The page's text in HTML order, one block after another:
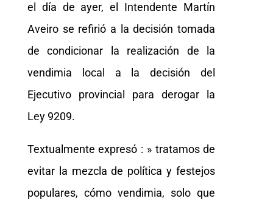
el día de ayer, el Intendente Martín
Aveiro se refirió a la decisión tomada
de condicionar la realización de la
vendimia local a la decisión del
Ejecutivo provincial para derogar la
Ley 9209.
Textualmente expresó : » tratamos de
evitar la mezcla de política y festejos
populares, cómo vendimia, solo que